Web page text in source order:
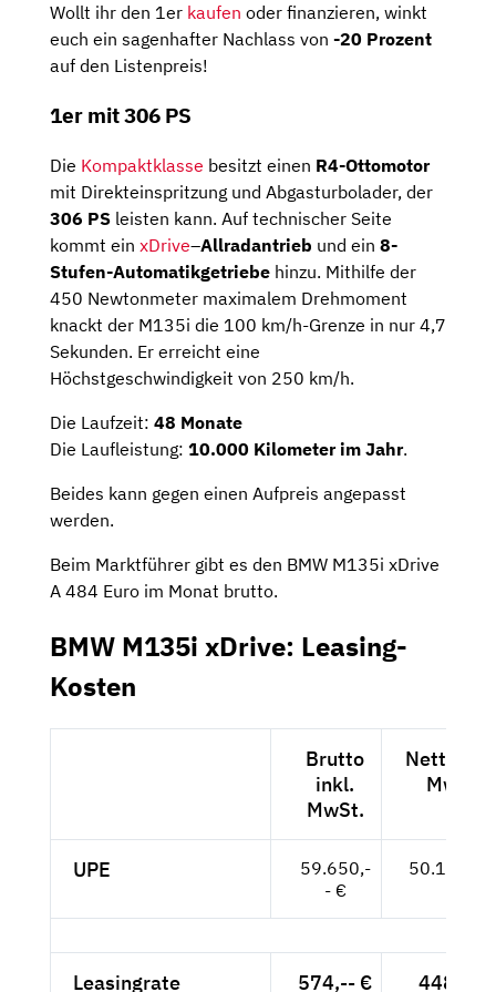
Wollt ihr den 1er kaufen oder finanzieren, winkt
euch ein sagenhafter Nachlass von -20 Prozent
auf den Listenpreis!
1er mit 306 PS
Die Kompaktklasse besitzt einen R4-Ottomotor
mit Direkteinspritzung und Abgasturbolader, der
306 PS leisten kann. Auf technischer Seite
kommt ein xDrive–Allradantrieb und ein 8-
Stufen-Automatikgetriebe hinzu. Mithilfe der
450 Newtonmeter maximalem Drehmoment
knackt der M135i die 100 km/h-Grenze in nur 4,7
Sekunden. Er erreicht eine
Höchstgeschwindigkeit von 250 km/h.
Die Laufzeit: 48 Monate
Die Laufleistung: 10.000 Kilometer im Jahr.
Beides kann gegen einen Aufpreis angepasst
werden.
Beim Marktführer gibt es den BMW M135i xDrive
A 484 Euro im Monat brutto.
BMW M135i xDrive: Leasing-
Kosten
Brutto
inkl.
MwSt.
Netto
MwSt.
UPE
59.650,-
- €
50.126,--
Leasingrate 574,-- € 448,-- €